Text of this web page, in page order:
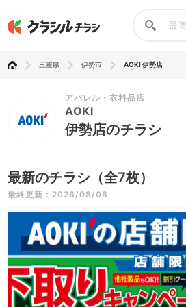
三重県 伊勢市 AOKI 伊勢店
アパレル・衣料品店
AOKI
伊勢店のチラシ
最新のチラシ（全7枚）
最終更新：2026/08/08